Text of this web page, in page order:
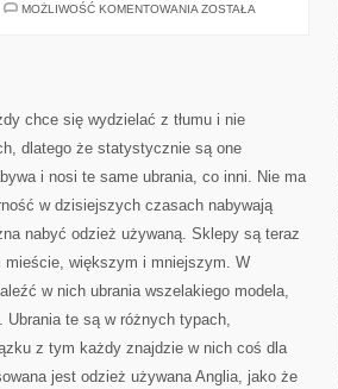
MOŻLIWOŚĆ KOMENTOWANIA KAŻDY
ZOSTAŁA
chce się wydzielać z tłumu i nie
dlatego że statystycznie są one
i nosi te same ubrania, co inni. Nie ma
w dzisiejszych czasach nabywają
nabyć odzież używaną. Sklepy są teraz
mieście, większym i mniejszym. W
w nich ubrania wszelakiego modela,
te są w różnych typach,
z tym każdy znajdzie w nich coś dla
jest odzież używana Anglia, jako że